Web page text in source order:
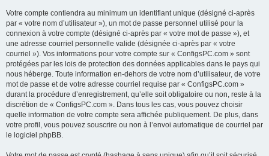
Votre compte contiendra au minimum un identifiant unique (désigné ci-après
par « votre nom d’utilisateur »), un mot de passe personnel utilisé pour la
connexion à votre compte (désigné ci-après par « votre mot de passe »), et
une adresse courriel personnelle valide (désignée ci-après par « votre
courriel »). Vos informations pour votre compte sur « ConfigsPC.com » sont
protégées par les lois de protection des données applicables dans le pays qui
nous héberge. Toute information en-dehors de votre nom d’utilisateur, de votre
mot de passe et de votre adresse courriel requise par « ConfigsPC.com »
durant la procédure d’enregistrement, qu’elle soit obligatoire ou non, reste à la
discrétion de « ConfigsPC.com ». Dans tous les cas, vous pouvez choisir
quelle information de votre compte sera affichée publiquement. De plus, dans
votre profil, vous pouvez souscrire ou non à l’envoi automatique de courriel par
le logiciel phpBB.